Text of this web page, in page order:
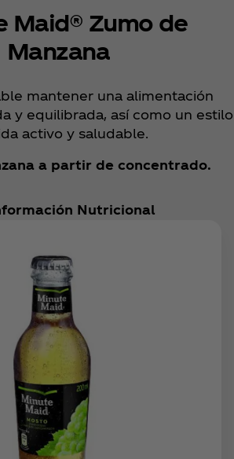
Maid® Zumo de
Manzana
mantener una alimentación
y equilibrada, así como un estilo
activo y saludable.
a partir de concentrado.
Nutricional